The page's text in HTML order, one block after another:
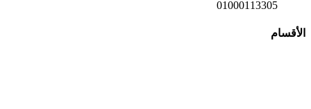
01000113305
الأقسام